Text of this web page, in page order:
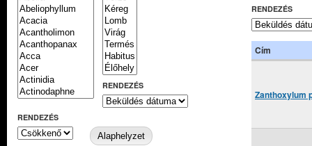
RENDEZÉS
Cím
Zanthoxylum
RENDEZÉS
RENDEZÉS